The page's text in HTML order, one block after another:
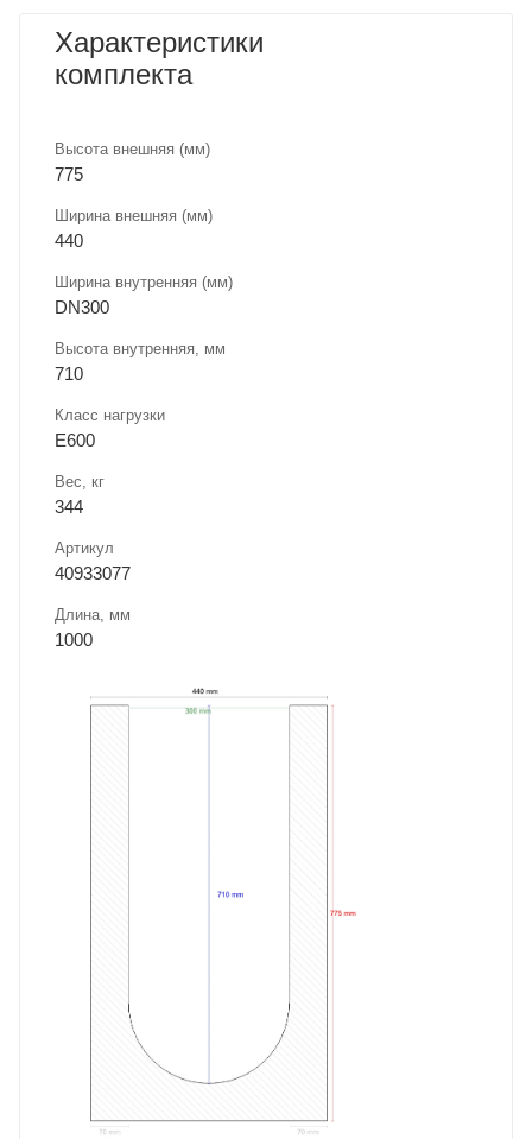
Характеристики
комплекта
Высота внешняя (мм)
775
Ширина внешняя (мм)
440
Ширина внутренняя (мм)
DN300
Высота внутренняя, мм
710
Класс нагрузки
E600
Вес, кг
344
Артикул
40933077
Длина, мм
1000